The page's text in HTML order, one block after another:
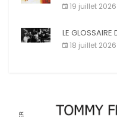
19 juillet 2026
LE GLOSSAIRE
18 juillet 2026